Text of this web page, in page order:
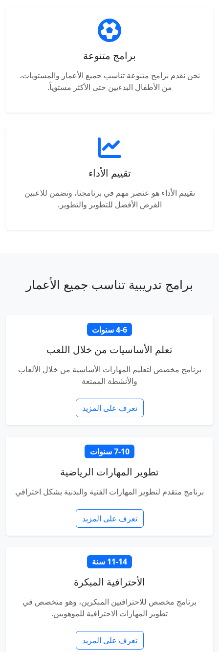
برامج متنوعة
نحن نقدم برامج متنوعة تناسب جميع الأعمار والمستويات،
من الأطفال البدءيين حتى الأكثر مستوياً.
تقييم الأداء
تقييم الأداء هو عنصر مهم في برنامجنا، ونضمن للاعبين
الفرص الأفضل للتطوير والتطوير.
برامج تدريبية تناسب جميع الأعمار
4-6 سنوات
تعلم الأساسيات من خلال اللعب
برنامج مخصص لتعليم المهارات الأساسية من خلال الألعاب
والأنشطة الممتعة
تعرف على المزيد
7-10 سنوات
تطوير المهارات الرياضية
برنامج متقدم لتطوير المهارات الفنية والبدنية بشكل احترافي
تعرف على المزيد
11-14 سنة
الأحترافية المبكرة
برنامج مخصص للاحترافيين المبكرين، وهو متخصص في
تطوير المهارات الاحترافية للموهوبين.
تعرف على المزيد